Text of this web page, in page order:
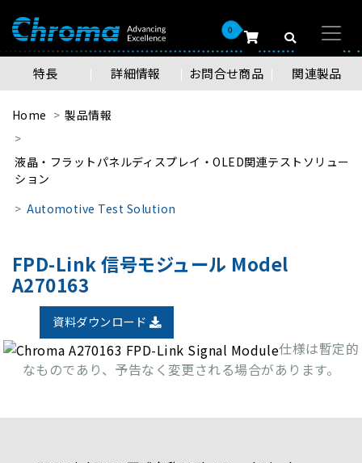
0
特長 詳細情報 お問合せ商品 関連製品
Home 製品情報
液晶・フラットパネルディスプレイ・OLED関連テストソリュー
ション
Automotive Test Solution
FPD-Link 信号モジュール Model
A270163
資料ダウンロード
仕様は暫定的
なものであり、予告なく変更される場合があります。